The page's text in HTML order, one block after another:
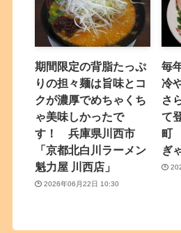
期間限定の背脂たっぷ
りの担々麺は旨味とコ
クが濃厚でめちゃくち
ゃ美味しかったで
す！ 兵庫県川西市
「京都北白川ラーメン
魁力屋 川西店」
2026年06月22日 10:30
毎
冷
さ
て
町
ぎ